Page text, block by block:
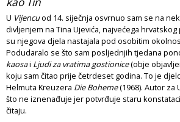
U Vijencuod 14. siječnja osvrnuo sam se na
divljenjem na Tina Ujevića, najvećega
su njegova djela nastajala pod osobitim
Podudaralo se što sam posljednjih tjedana
kaosai Ljudi za vratima gostionice(obje
koju sam čitao prije četrdeset godina. To je
Helmuta Kreuzera Die Boheme(1968). Autor za
što ne iznenađuje jer potvrđuje staru
čitaju.